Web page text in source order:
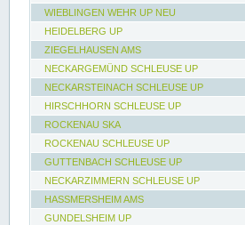
WIEBLINGEN WEHR UP NEU
HEIDELBERG UP
ZIEGELHAUSEN AMS
NECKARGEMÜND SCHLEUSE UP
NECKARSTEINACH SCHLEUSE UP
HIRSCHHORN SCHLEUSE UP
ROCKENAU SKA
ROCKENAU SCHLEUSE UP
GUTTENBACH SCHLEUSE UP
NECKARZIMMERN SCHLEUSE UP
HASSMERSHEIM AMS
GUNDELSHEIM UP